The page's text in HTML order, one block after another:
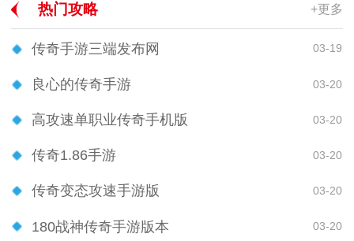
热门攻略 +更多
传奇手游三端发布网 03-19
良心的传奇手游 03-20
高攻速单职业传奇手机版 03-20
传奇1.86手游 03-20
传奇变态攻速手游版 03-20
180战神传奇手游版本 03-20